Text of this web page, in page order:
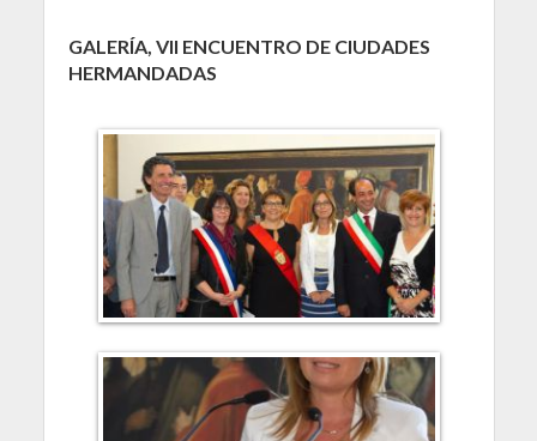
GALERÍA, VII ENCUENTRO DE CIUDADES
HERMANDADAS